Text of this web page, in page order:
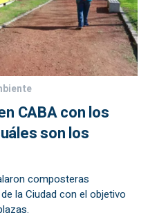
CABA con los
son los
composteras
la Ciudad con el objetivo